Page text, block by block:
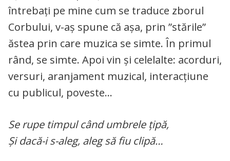
întrebați pe mine cum se traduce zborul
Corbului, v-aș spune că așa, prin ”stările”
ăstea prin care muzica se simte. În primul
rând, se simte. Apoi vin și celelalte: acorduri,
versuri, aranjament muzical, interacțiune
cu publicul, poveste…
Se rupe timpul când umbrele țipă,
Și dacă-i s-aleg, aleg să fiu clipă…